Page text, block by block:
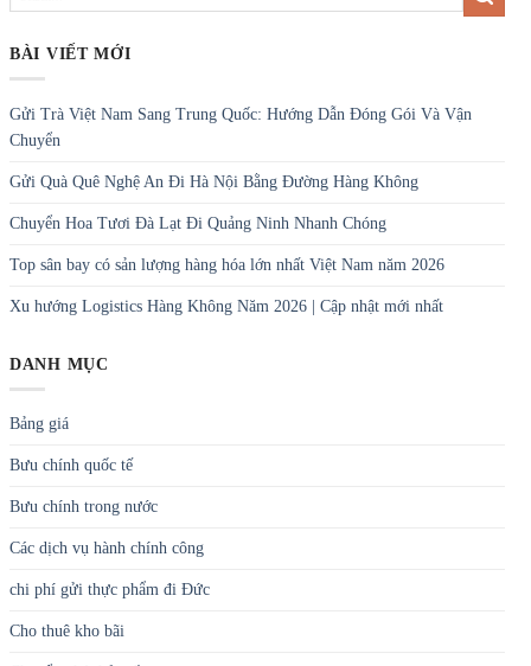
BÀI VIẾT MỚI
Gửi Trà Việt Nam Sang Trung Quốc: Hướng Dẫn Đóng Gói Và Vận
Chuyển
Gửi Quà Quê Nghệ An Đi Hà Nội Bằng Đường Hàng Không
Chuyển Hoa Tươi Đà Lạt Đi Quảng Ninh Nhanh Chóng
Top sân bay có sản lượng hàng hóa lớn nhất Việt Nam năm 2026
Xu hướng Logistics Hàng Không Năm 2026 | Cập nhật mới nhất
DANH MỤC
Bảng giá
Bưu chính quốc tế
Bưu chính trong nước
Các dịch vụ hành chính công
chi phí gửi thực phẩm đi Đức
Cho thuê kho bãi